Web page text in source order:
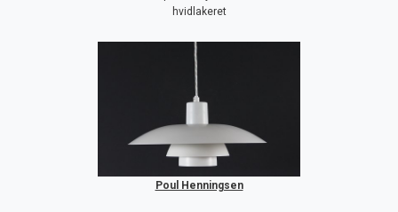
hvidlakeret
Poul Henningsen